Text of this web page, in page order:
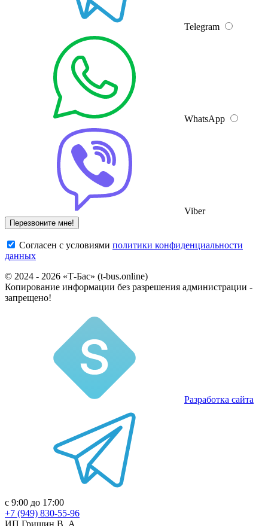
Telegram
WhatsApp
Viber
Cогласен с условиями политики конфиденциальности
данных
© 2024 - 2026 «Т-Бас» (t-bus.online)
Копирование информации без разрешения администрации -
запрещено!
Разработка сайта
с 9:00 до 17:00
+7 (949) 830-55-96
ИП Гришин В. А.